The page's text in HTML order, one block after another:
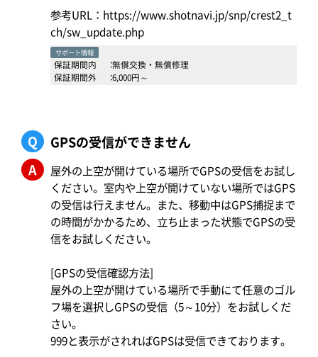
参考URL： https://www.shotnavi.jp/snp/crest2_t
ch/sw_update.php
サポート情報
保証期間内 ：無償交換・無償修理
保証期間外
：6,000円～
Q
GPSの受信ができません
A
屋外の上空が開けている場所でGPSの受信をお試し
ください。室内や上空が開けていない場所ではGPS
の受信は行えません。また、移動中はGPS捕捉まで
の時間がかかるため、立ち止まった状態でGPSの受
信をお試しください。
[GPSの受信確認方法]
屋外の上空が開けている場所で手動にて任意のゴル
フ場を選択しGPSの受信（5～10分）をお試しくだ
さい。
999と表示がされればGPSは受信できております。